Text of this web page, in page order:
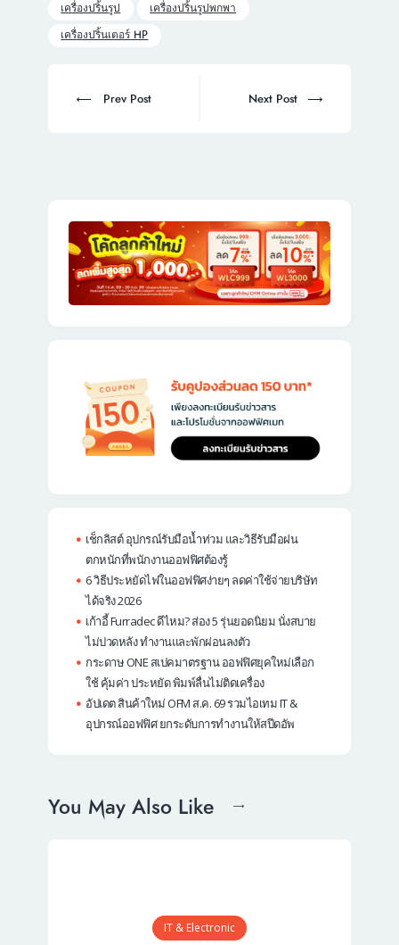
เครื่องปริ้นรูป
เครื่องปริ้นรูปพกพา
เครื่องปริ้นเตอร์ HP
navigation
Prev
Prev Post
Next
Next Post
เช็กลิสต์ อุปกรณ์รับมือน้ำท่วม และวิธีรับมือฝน
ตกหนักที่พนักงานออฟฟิศต้องรู้
6 วิธีประหยัดไฟในออฟฟิศง่ายๆ ลดค่าใช้จ่ายบริษัท
ได้จริง 2026
เก้าอี้ Furradec ดีไหม? ส่อง 5 รุ่นยอดนิยม นั่งสบาย
ไม่ปวดหลัง ทำงานและพักผ่อนลงตัว
กระดาษ ONE สเปคมาตรฐาน ออฟฟิศยุคใหม่เลือก
ใช้ คุ้มค่า ประหยัด พิมพ์ลื่นไม่ติดเครื่อง
อัปเดต สินค้าใหม่ OFM ส.ค. 69 รวมไอเทม IT &
อุปกรณ์ออฟฟิศ ยกระดับการทำงานให้สปีดอัพ
You May Also Like
IT & Electronic